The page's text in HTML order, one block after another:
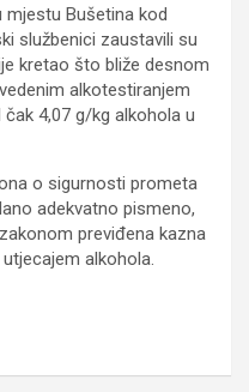
mjestu Bušetina kod
službenici zaustavili su
kretao što bliže desnom
alkotestiranjem
4,07 g/kg alkohola u
o sigurnosti prometa
adekvatno pismeno,
previđena kazna
alkohola.